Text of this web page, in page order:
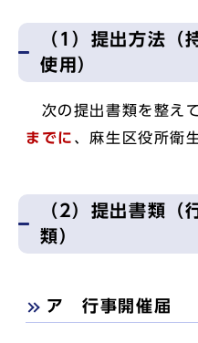
（1）提出方法（
使用）
次の提出書類を整え
までに 、麻生区役所衛
（2）提出書類（
類）
ア 行事開催届